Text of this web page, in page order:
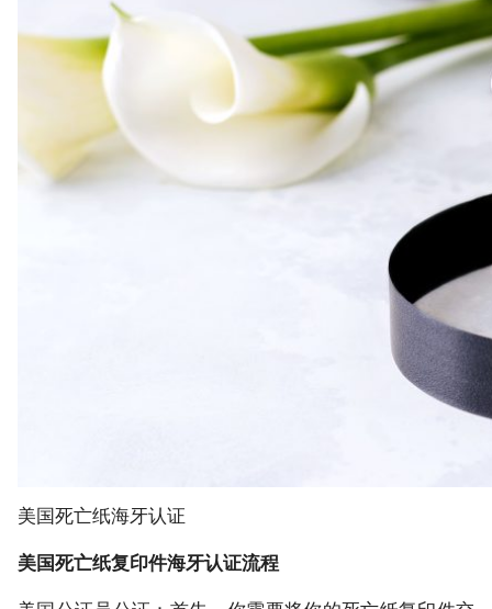
美国死亡纸海牙认证
美国死亡纸复印件海牙认证流程